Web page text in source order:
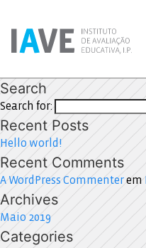
Search
Search for:
Recent Posts
Hello world!
Recent Comments
A WordPress Commenterem
Archives
Maio 2019
Categories